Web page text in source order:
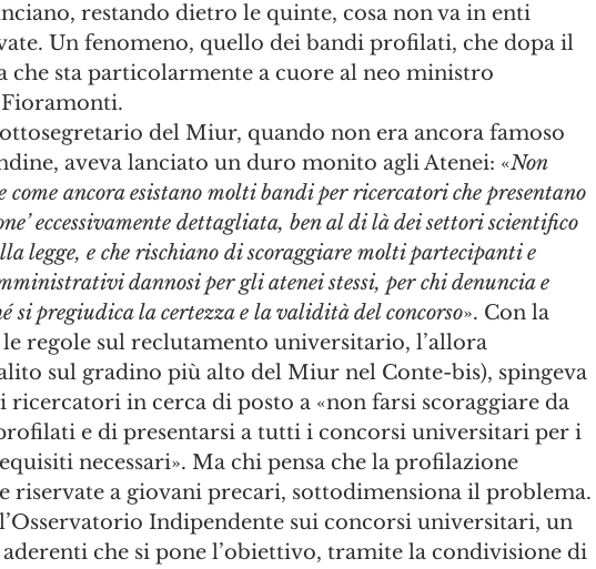
restando dietro le quinte, cosa non va in enti
Un fenomeno, quello dei bandi profilati, che dopa il
che sta particolarmente a cuore al neo ministro
del Miur, quando non era ancora famoso
aveva lanciato un duro monito agli Atenei: «Non
come ancora esistano molti bandi per ricercatori che presentano
eccessivamente dettagliata, ben al di là dei settori scientifico
legge, e che rischiano di scoraggiare molti partecipanti e
dannosi per gli atenei stessi, per chi denuncia e
si pregiudica la certezza e la validità del concorso». Con la
regole sul reclutamento universitario, l’allora
sul gradino più alto del Miur nel Conte-bis), spingeva
in cerca di posto a «non farsi scoraggiare da
e di presentarsi a tutti i concorsi universitari per i
necessari». Ma chi pensa che la profilazione
riservate a giovani precari, sottodimensiona il problema.
Indipendente sui concorsi universitari, un
che si pone l’obiettivo, tramite la condivisione di